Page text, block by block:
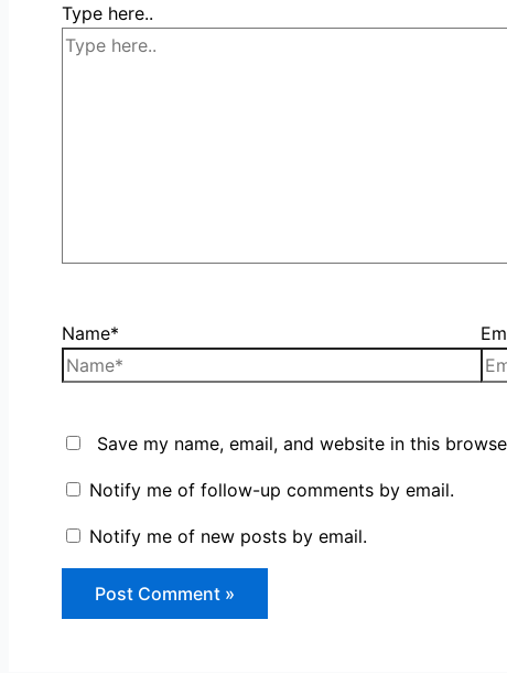
Type here..
Name*
Save my name, email, and website in this
Notify me of follow-up comments by email.
Notify me of new posts by email.